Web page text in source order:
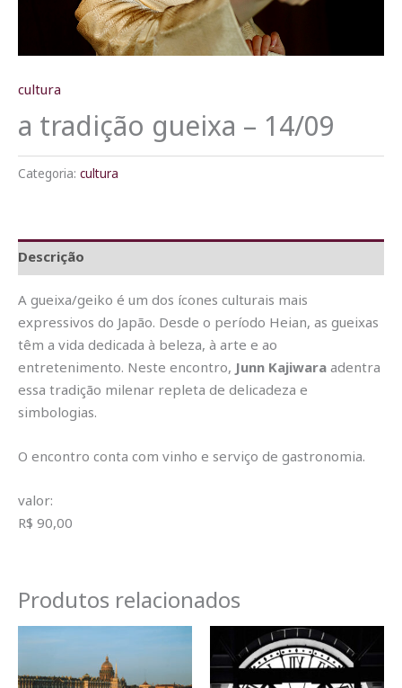
cultura
a tradição gueixa – 14/09
Categoria: cultura
Descrição
A gueixa/geiko é um dos ícones culturais mais
expressivos do Japão. Desde o período Heian, as gueixas
têm a vida dedicada à beleza, à arte e ao
entretenimento. Neste encontro, Junn Kajiwara adentra
essa tradição milenar repleta de delicadeza e
simbologias.
O encontro conta com vinho e serviço de gastronomia.
valor:
R$ 90,00
Produtos relacionados